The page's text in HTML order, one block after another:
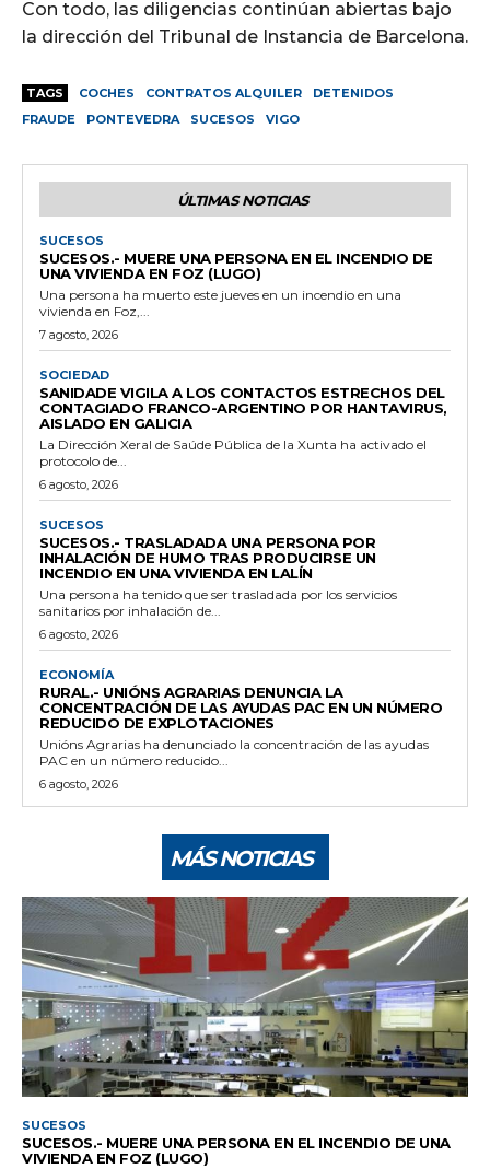
Con todo, las diligencias continúan abiertas bajo
la dirección del Tribunal de Instancia de Barcelona.
TAGS COCHES CONTRATOS ALQUILER
DETENIDOS
FRAUDE
PONTEVEDRA SUCESOS VIGO
ÚLTIMAS NOTICIAS
SUCESOS
SUCESOS.- MUERE UNA PERSONA EN EL INCENDIO DE
UNA VIVIENDA EN FOZ (LUGO)
Una persona ha muerto este jueves en un incendio en una
vivienda en Foz,...
7 agosto, 2026
SOCIEDAD
SANIDADE VIGILA A LOS CONTACTOS ESTRECHOS DEL
CONTAGIADO FRANCO-ARGENTINO POR HANTAVIRUS,
AISLADO EN GALICIA
La Dirección Xeral de Saúde Pública de la Xunta ha activado el
protocolo de...
6 agosto, 2026
SUCESOS
SUCESOS.- TRASLADADA UNA PERSONA POR
INHALACIÓN DE HUMO TRAS PRODUCIRSE UN
INCENDIO EN UNA VIVIENDA EN LALÍN
Una persona ha tenido que ser trasladada por los servicios
sanitarios por inhalación de...
6 agosto, 2026
ECONOMÍA
RURAL.- UNIÓNS AGRARIAS DENUNCIA LA
CONCENTRACIÓN DE LAS AYUDAS PAC EN UN NÚMERO
REDUCIDO DE EXPLOTACIONES
Unións Agrarias ha denunciado la concentración de las ayudas
PAC en un número reducido...
6 agosto, 2026
MÁS NOTICIAS
SUCESOS
SUCESOS.- MUERE UNA PERSONA EN EL INCENDIO DE UNA
VIVIENDA EN FOZ (LUGO)